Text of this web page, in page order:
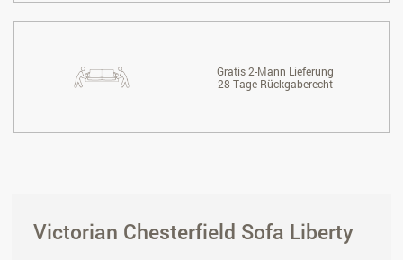
Gratis 2-Mann Lieferung
28 Tage Rückgaberecht
Victorian Chesterfield Sofa Liberty